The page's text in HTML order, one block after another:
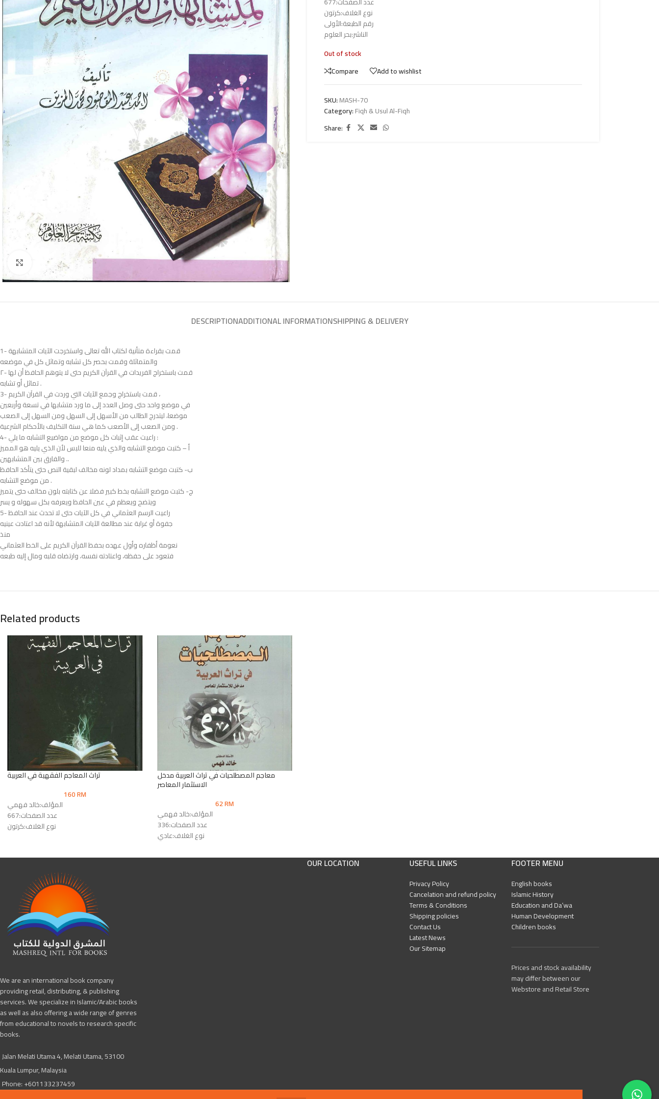
Click to enlarge
نوع الغلاف:كرتون
رقم الطبعة:الأولى
الناشر:بحر العلوم
Out of stock
Compare
Add to wishlist
SKU:MASH-70
Category:Fiqh & Usul Al-Fiqh
Share:
DESCRIPTIONADDITIONAL INFORMATIONSHIPPING & DELIVERY
1- قمت بقراءة متأنية لكتاب الله تعالى واستخرجت الآيات المتشابهة
والمتماثلة وقمت بحصر كل تشابه وتماثل كل في موضعه
۲- قمت باستخراج الفريدات في القرآن الكريم حتى لا يتوهم الحافظ أن لها
تماثل أو تشابه .
3- قمت باستخراج وجمع الآيات التي وردت في القرآن الكريم ،
في موضع واحد حتى وصل العدد إلى ما ورد متشابها في تسعة وأربعين
موضعا، ليتدرج الطالب من الأسهل إلى السهل ومن السهل إلى الصعب
ومن الصعب إلى الأصعب كما هي سنة التكليف بالأحكام الشرعية .
4- راعيت عقب إثبات كل موضع من مواضيع التشابه ما يلي :
أ – كتبت موضع التشابه والذي يليه منعا للبس لأن الذي يليه هو المميز
والفارق بين المتشابهين ..
ب- كتبت موضع التشابه بمداد لونه مخالف لبقية النص حتى يتأكد الحافظ
من موضع التشابه .
ج- كتبت موضع التشابه بخط كبير فضلا عن كتابته بلون مخالف حتى يتميز
ويتضح ويعظم في عين الحافظ ويعرفه بكل سهوله و يسر
5- راعيت الرسم العثماني في كل الآيات حتى لا تحدث عند الحافظ
جفوة أو غرابة عند مطالعة الآيات المتشابهة لأنه قد اعتادت عينيه
منذ
نعومة أظفاره وأول عهده بحفظ القرآن الكريم على الخط العثماني
فتعود على حفظه، واعتادته نفسه، وارتضاه قلبه ومال إليه طبعه
Related products
تراث المعاجم الفقهية في العربية
160RM
المؤلف:خالد فهمي
عدد الصفحات:667
نوع الغلاف:كرتون
معاجم المصطلحيات في تراث العربية مدخل
الاستثمار المعاصر
62RM
المؤلف:خالد فهمي
عدد الصفحات:336
نوع الغلاف:عادي
الناشر:دار النشر للجامعات & دار الوفاء
We are an international book company
providing retail, distributing, & publishing
services. We specialize in Islamic/Arabic books
as well as also offering a wide range of genres
from educational to novels to research specific
books.
Jalan Melati Utama 4, Melati Utama, 53100
Kuala Lumpur, Malaysia
Phone: +601133237459
OUR LOCATION USEFUL LINKS
Privacy Policy
Cancelation and refund policy
Terms & Conditions
Shipping policies
Contact Us
Latest News
Our Sitemap
FOOTER MENU
English books
Islamic History
Education and Da’wa
Human Development
Children books
Prices and stock availability
may differ between our
Webstore and Retail Store